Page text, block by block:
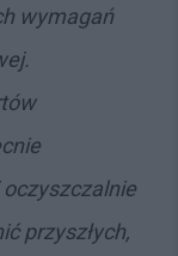
wymagań
przyszłych,